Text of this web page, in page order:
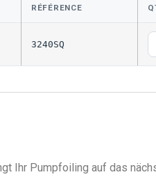
RÉFÉRENCE
3240SQ
Ihr Pumpfoiling auf das